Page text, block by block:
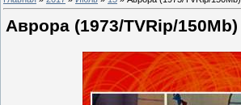
Аврора (1973/TVRip/150Мb)